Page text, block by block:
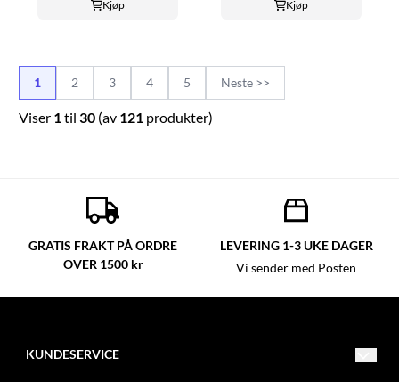
Kjøp Kjøp
1 2 3 4 5 Neste >>
Viser 1til 30 (av 121 produkter)
GRATIS FRAKT PÅ ORDRE
OVER 1500 kr
LEVERING 1-3 UKE DAGER
Vi sender med Posten
KUNDESERVICE